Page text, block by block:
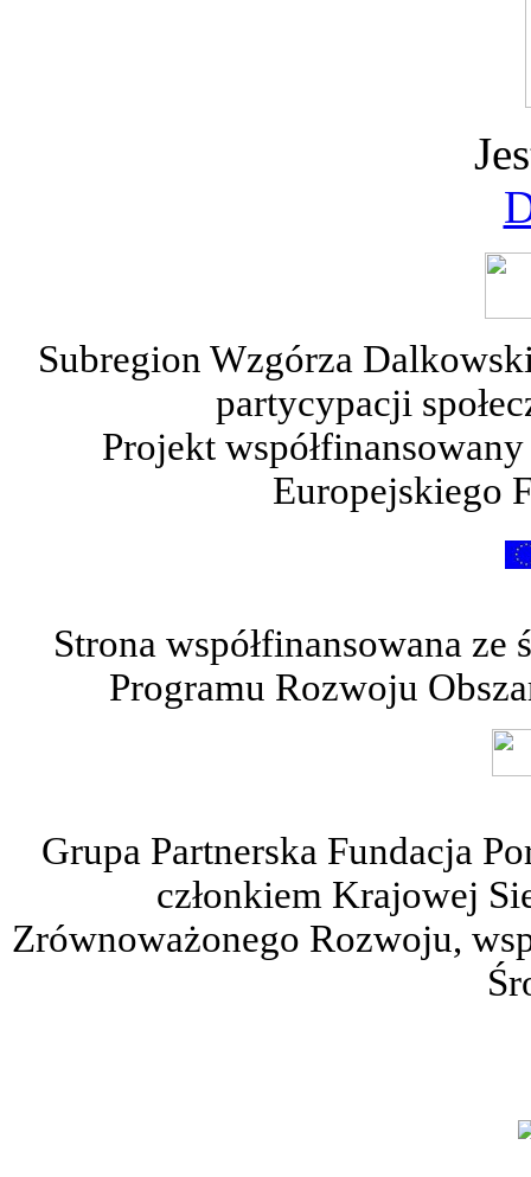
Subregion Wzgórza
partycypacji
Projekt
Europejskiego
Strona współfinansowana
Programu Rozwoju
Grupa Partnerska Fundacja
członkiem Krajowej
Zrównoważonego Rozwoju,